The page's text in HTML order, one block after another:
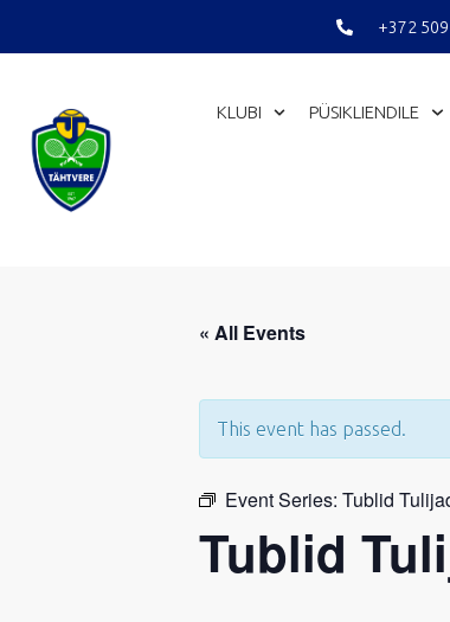
to
+372
KLUBI PÜSIKLIENDILE
« All Events
This event has passed.
Event Series: Tublid
Tublid